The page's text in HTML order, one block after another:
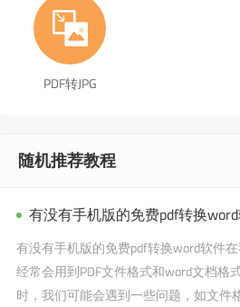
PDF转JPG
随机推荐教程
有没有手机版的免费pdf转换word
有没有手机版的免费pdf转换word软件
经常会用到PDF文件格式和word文档格
时，我们可能会遇到一些问题，如文件